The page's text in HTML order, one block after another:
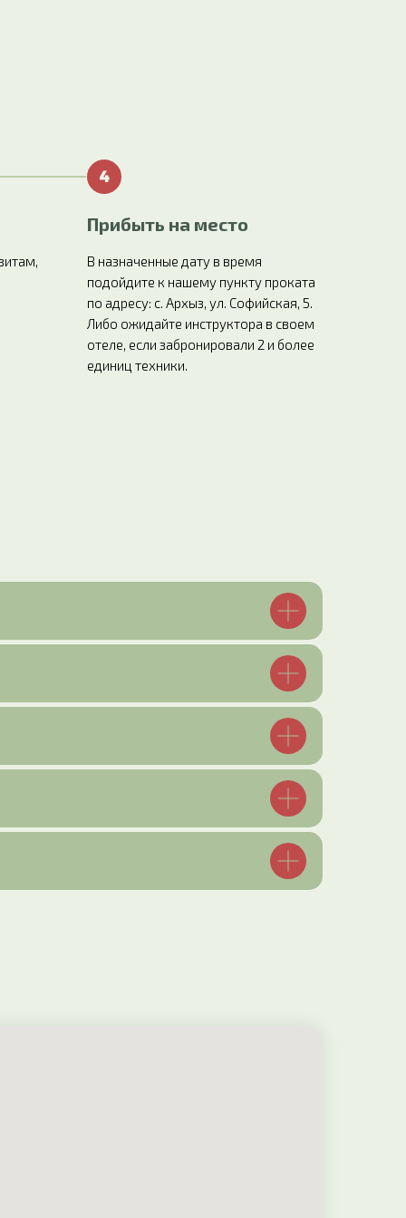
Прибыть на место
В назначенные дату в время
подойдите к нашему пункту проката
по адресу: с. Архыз, ул. Софийская, 5.
Либо ожидайте инструктора в своем
отеле, если забронировали 2 и более
единиц техники.